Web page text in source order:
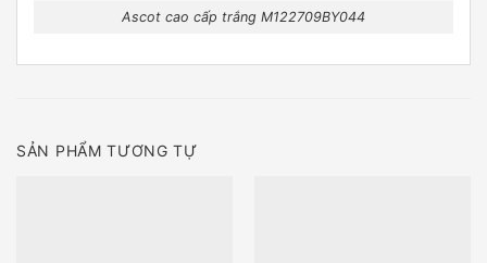
Ascot cao cấp trắng M122709BY044
SẢN PHẨM TƯƠNG TỰ